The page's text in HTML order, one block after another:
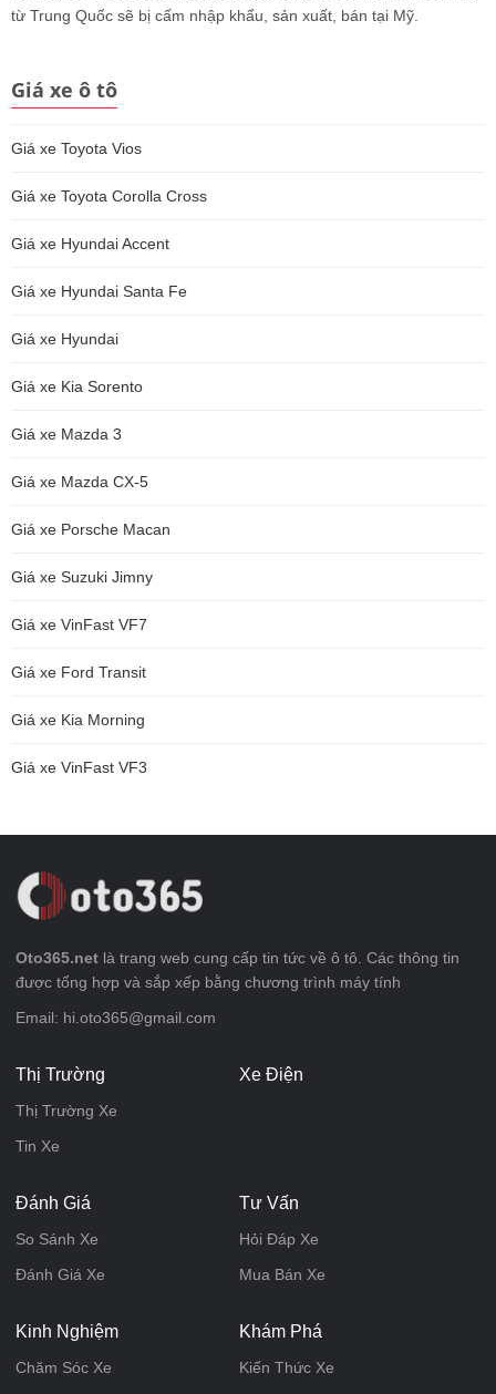
từ Trung Quốc sẽ bị cấm nhập khẩu, sản xuất, bán tại Mỹ.
Giá xe ô tô
Giá xe Toyota Vios
Giá xe Toyota Corolla Cross
Giá xe Hyundai Accent
Giá xe Hyundai Santa Fe
Giá xe Hyundai
Giá xe Kia Sorento
Giá xe Mazda 3
Giá xe Mazda CX-5
Giá xe Porsche Macan
Giá xe Suzuki Jimny
Giá xe VinFast VF7
Giá xe Ford Transit
Giá xe Kia Morning
Giá xe VinFast VF3
Oto365.net là trang web cung cấp tin tức về ô tô. Các thông tin
được tổng hợp và sắp xếp bằng chương trình máy tính
Email: hi.oto365@gmail.com
Thị Trường
Thị Trường Xe
Tin Xe
Xe Điện
Đánh Giá
So Sánh Xe
Đánh Giá Xe
Tư Vấn
Hỏi Đáp Xe
Mua Bán Xe
Kinh Nghiệm
Chăm Sóc Xe
Khám Phá
Kiến Thức Xe